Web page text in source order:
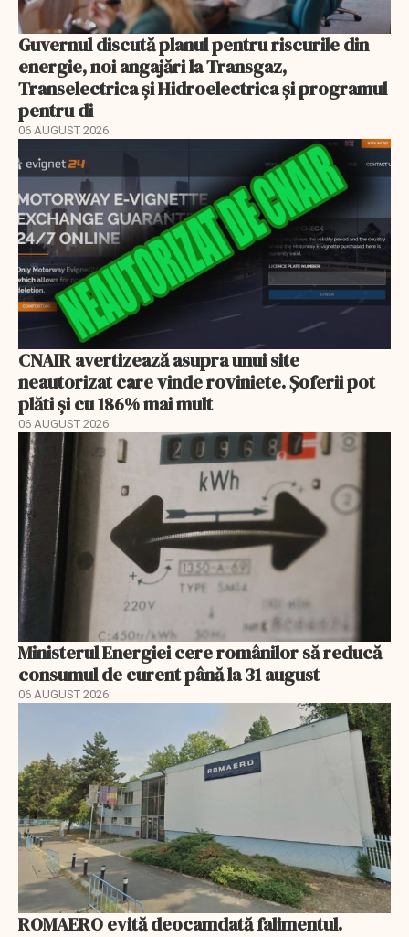
Guvernul discută planul pentru riscurile din
energie, noi angajări la Transgaz,
Transelectrica și Hidroelectrica și programul
pentru di
06 AUGUST 2026
CNAIR avertizează asupra unui site
neautorizat care vinde roviniete. Șoferii pot
plăti și cu 186% mai mult
06 AUGUST 2026
Ministerul Energiei cere românilor să reducă
consumul de curent până la 31 august
06 AUGUST 2026
ROMAERO evită deocamdată falimentul.